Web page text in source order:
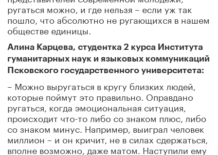
ругаться можно, и где нельзя – если уж так
пошло, что абсолютно не ругающихся в нашем
обществе единицы.
Алина Карцева, студентка 2 курса Института
гуманитарных наук и языковых коммуникаций
Псковского государственного университета:
– Можно выругаться в кругу близких людей,
которые поймут это правильно. Оправдано
ругаться, когда эмоциональная ситуация,
происходит что-то либо со знаком плюс, либо
со знаком минус. Например, выиграл человек
миллион – и он кричит, не в силах сдержаться,
вполне возможно, даже матом. Наступили ему